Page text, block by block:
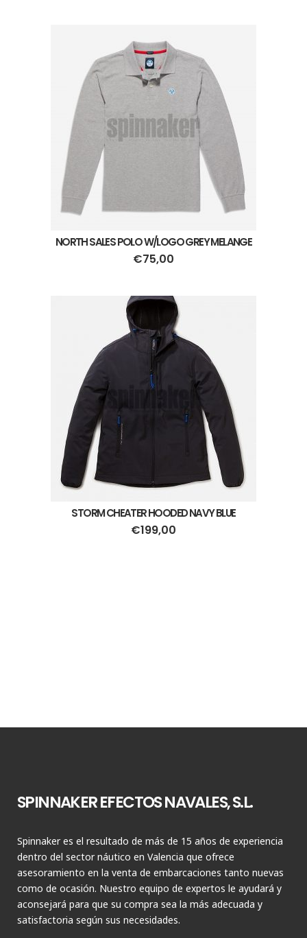
NORTH SALES POLO W/LOGO GREY MELANGE
€75,00
STORM CHEATER HOODED NAVY BLUE
€199,00
SPINNAKER EFECTOS NAVALES, S.L.
Spinnaker es el resultado de más de 15 años de experiencia
dentro del sector náutico en Valencia que ofrece
asesoramiento en la venta de embarcaciones tanto nuevas
como de ocasión. Nuestro equipo de expertos le ayudará y
aconsejará para que su compra sea la más adecuada y
satisfactoria según sus necesidades.